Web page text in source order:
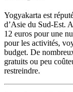
Yogyakarta est
d’Asie du Sud-Est.
12 euros pour une
pour les activités,
budget. De
gratuits ou peu
restreindre.